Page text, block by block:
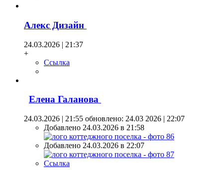
Алекс Дизайн
24.03.2026 | 21:37
+
Ссылка
Елена Галанова
24.03.2026 | 21:55 обновлено: 24.03 2026 | 22:07
Добавлено 24.03.2026 в 21:58
Добавлено 24.03.2026 в 22:07
Ссылка